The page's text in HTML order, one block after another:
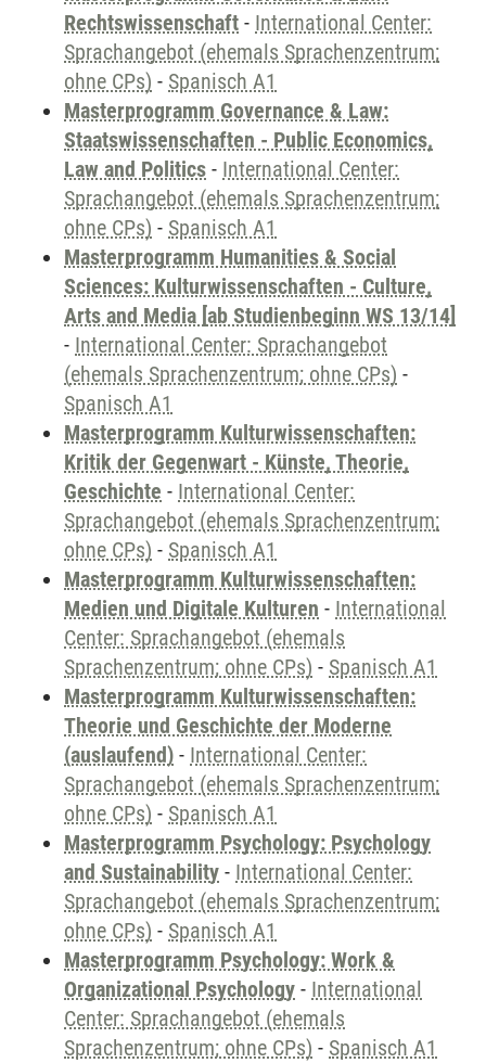
Rechtswissenschaft - International Center:
Sprachangebot (ehemals Sprachenzentrum;
ohne CPs) - Spanisch A1
Masterprogramm Governance & Law:
Staatswissenschaften - Public Economics,
Law and Politics - International Center:
Sprachangebot (ehemals Sprachenzentrum;
ohne CPs) - Spanisch A1
Masterprogramm Humanities & Social
Sciences: Kulturwissenschaften - Culture,
Arts and Media [ab Studienbeginn WS 13/14]
- International Center: Sprachangebot
(ehemals Sprachenzentrum; ohne CPs) -
Spanisch A1
Masterprogramm Kulturwissenschaften:
Kritik der Gegenwart - Künste, Theorie,
Geschichte - International Center:
Sprachangebot (ehemals Sprachenzentrum;
ohne CPs) - Spanisch A1
Masterprogramm Kulturwissenschaften:
Medien und Digitale Kulturen - International
Center: Sprachangebot (ehemals
Sprachenzentrum; ohne CPs) - Spanisch A1
Masterprogramm Kulturwissenschaften:
Theorie und Geschichte der Moderne
(auslaufend) - International Center:
Sprachangebot (ehemals Sprachenzentrum;
ohne CPs) - Spanisch A1
Masterprogramm Psychology: Psychology
and Sustainability - International Center:
Sprachangebot (ehemals Sprachenzentrum;
ohne CPs) - Spanisch A1
Masterprogramm Psychology: Work &
Organizational Psychology - International
Center: Sprachangebot (ehemals
Sprachenzentrum; ohne CPs) - Spanisch A1